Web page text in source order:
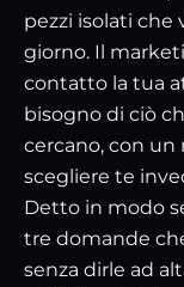
pezzi isolati che
giorno. Il
contatto la tua
bisogno di ciò
cercano, con un
scegliere te
Detto in modo
tre domande
senza dirle ad